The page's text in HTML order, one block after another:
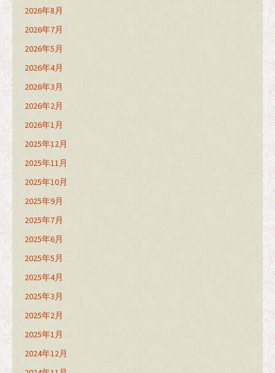
2026年8月
2026年7月
2026年5月
2026年4月
2026年3月
2026年2月
2026年1月
2025年12月
2025年11月
2025年10月
2025年9月
2025年7月
2025年6月
2025年5月
2025年4月
2025年3月
2025年2月
2025年1月
2024年12月